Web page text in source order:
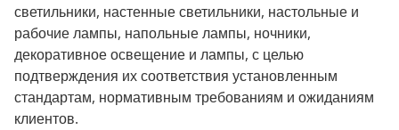
светильники, настенные светильники, настольные и
рабочие лампы, напольные лампы, ночники,
декоративное освещение и лампы, с целью
подтверждения их соответствия установленным
стандартам, нормативным требованиям и ожиданиям
клиентов.